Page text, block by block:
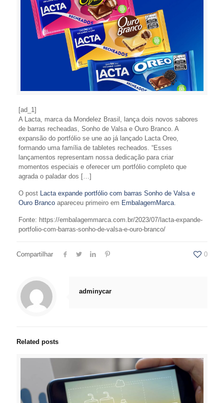
[ad_1]
A Lacta, marca da Mondelez Brasil, lança dois novos sabores
de barras recheadas, Sonho de Valsa e Ouro Branco. A
expansão do portfólio se une ao já lançado Lacta Oreo,
formando uma família de tabletes recheados. “Esses
lançamentos representam nossa dedicação para criar
momentos especiais e oferecer um portfólio completo que
agrada o paladar dos […]
O post Lacta expande portfólio com barras Sonho de Valsa e
Ouro Brancoapareceu primeiro em EmbalagemMarca.
Fonte: https://embalagemmarca.com.br/2023/07/lacta-expande-
portfolio-com-barras-sonho-de-valsa-e-ouro-branco/
Compartilhar 0
adminycar
Related posts